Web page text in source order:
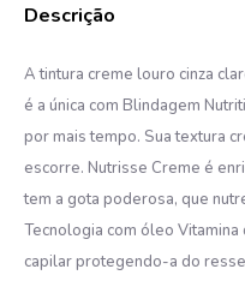
A tintura creme louro cinza
é a única com Blindagem
por mais tempo. Sua textura
escorre. Nutrisse Creme é
tem a gota poderosa, que
Tecnologia com óleo
capilar protegendo-a do